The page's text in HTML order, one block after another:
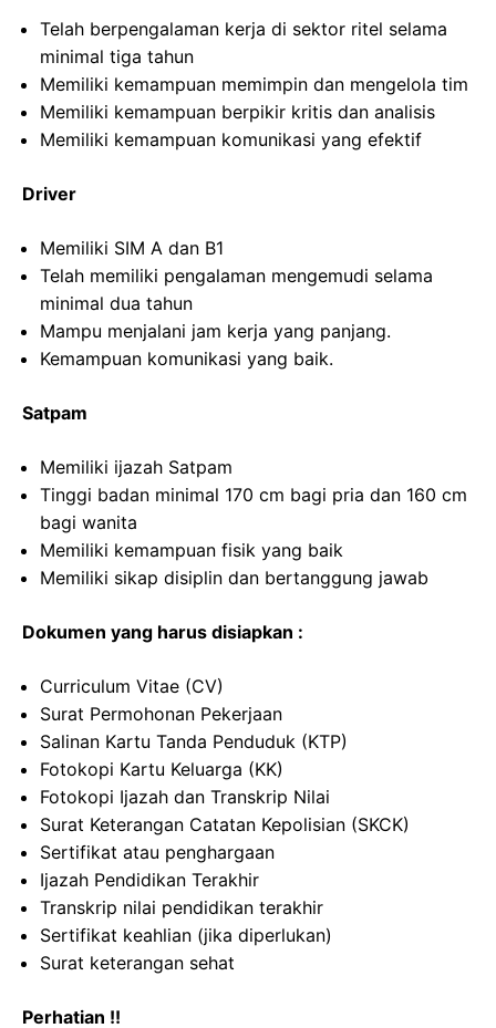
Telah berpengalaman kerja di sektor ritel selama
minimal tiga tahun
Memiliki kemampuan memimpin dan mengelola tim
Memiliki kemampuan berpikir kritis dan analisis
Memiliki kemampuan komunikasi yang efektif
Driver
Memiliki SIM A dan B1
Telah memiliki pengalaman mengemudi selama
minimal dua tahun
Mampu menjalani jam kerja yang panjang.
Kemampuan komunikasi yang baik.
Satpam
Memiliki ijazah Satpam
Tinggi badan minimal 170 cm bagi pria dan 160 cm
bagi wanita
Memiliki kemampuan fisik yang baik
Memiliki sikap disiplin dan bertanggung jawab
Dokumen yang harus disiapkan :
Curriculum Vitae (CV)
Surat Permohonan Pekerjaan
Salinan Kartu Tanda Penduduk (KTP)
Fotokopi Kartu Keluarga (KK)
Fotokopi Ijazah dan Transkrip Nilai
Surat Keterangan Catatan Kepolisian (SKCK)
Sertifikat atau penghargaan
Ijazah Pendidikan Terakhir
Transkrip nilai pendidikan terakhir
Sertifikat keahlian (jika diperlukan)
Surat keterangan sehat
Perhatian !!